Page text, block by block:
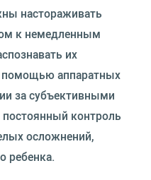
настораживать
к немедленным
их
помощью аппаратных
за субъективными
контроль
осложнений,
ребенка.